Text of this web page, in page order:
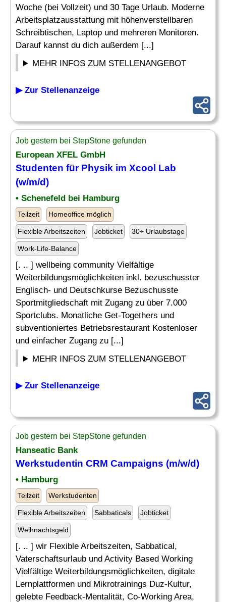
Woche (bei Vollzeit) und 30 Tage Urlaub. Moderne
Arbeitsplatzausstattung mit höhenverstellbaren
Schreibtischen, Laptop und mehreren Monitoren.
Darauf kannst du dich außerdem [...]
MEHR INFOS ZUM STELLENANGEBOT
▶ Zur Stellenanzeige
Job gestern bei StepStone gefunden
European XFEL GmbH
Studenten für Physik im Xcool Lab
(w/m/d)
• Schenefeld bei Hamburg
Teilzeit Homeoffice möglich
Flexible Arbeitszeiten Jobticket 30+ Urlaubstage
Work-Life-Balance
[. .. ] wellbeing community Vielfältige
Weiterbildungsmöglichkeiten inkl. bezuschusster
Englisch- und Deutschkurse Bezuschusste
Sportmitgliedschaft mit Zugang zu über 7.000
Sportclubs. Monatliche Get-Togethers und
subventioniertes Betriebsrestaurant Kostenloser
und einfacher Zugang zu [...]
MEHR INFOS ZUM STELLENANGEBOT
▶ Zur Stellenanzeige
Job gestern bei StepStone gefunden
Hanseatic Bank
Werkstudentin CRM Campaigns (m/w/d)
• Hamburg
Teilzeit Werkstudenten
Flexible Arbeitszeiten Sabbaticals Jobticket
Weihnachtsgeld
[. .. ] wir Flexible Arbeitszeiten, Sabbatical,
Vaterschaftsurlaub und Activity Based Working
Vielfältige Weiterbildungsmöglichkeiten, digitale
Lernplattformen und Mikrotrainings Duz-Kultur,
gelebte Feedback-Mentalität, Co-Working Area,